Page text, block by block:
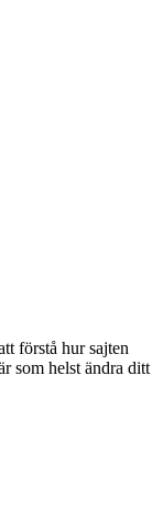
förstå hur sajten
som helst ändra ditt